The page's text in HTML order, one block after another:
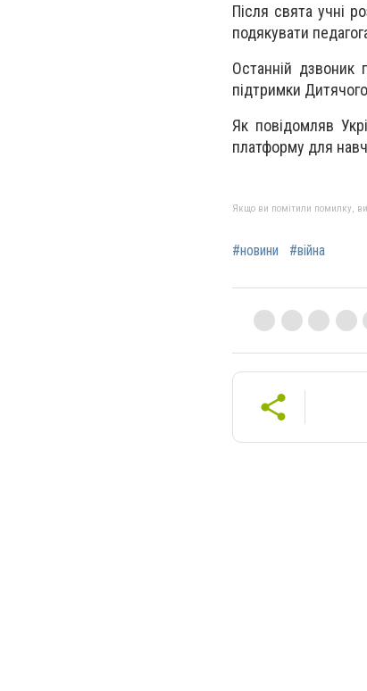
Після свята учні
подякувати
Останній дзвоник
підтримки
Як повідомляв
платформу для
Якщо ви помітили помилку,
#новини #війна